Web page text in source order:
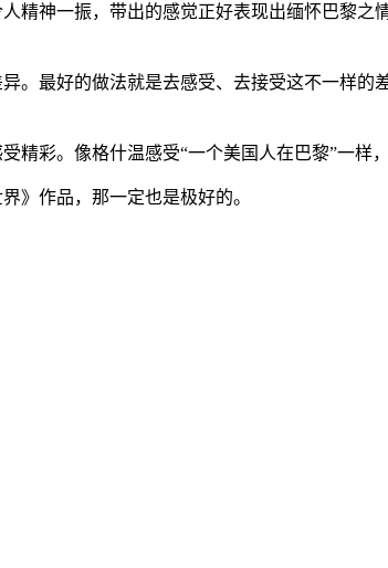
精神一振，带出的感觉正好表现出缅怀巴黎
。最好的做法就是去感受、去接受这不一样的
彩。像格什温感受“一个美国人在巴黎”一样
》作品，那一定也是极好的。